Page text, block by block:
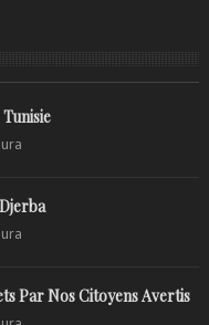
Par Nos Citoyens Avertis